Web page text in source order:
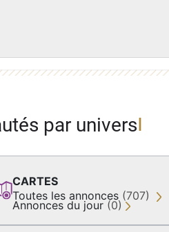
par univers
CARTES
Toutes les annonces (707)
Annonces du jour (0)